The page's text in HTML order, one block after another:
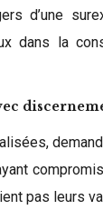
d’une
dans la
pas leurs